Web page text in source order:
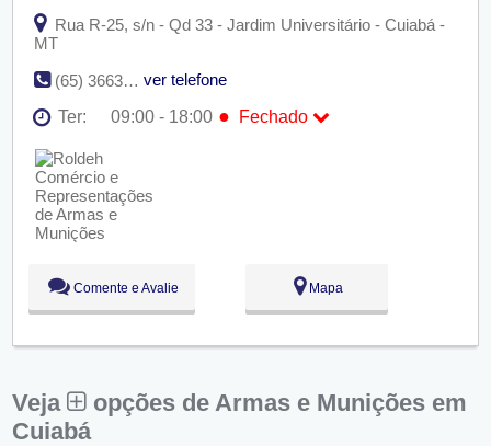
Rua R-25, s/n - Qd 33 - Jardim Universitário - Cuiabá -
MT
(65) 3663-1257
ver telefone
Ter:
09:00 - 18:00 ● Fechado
Seg:
Ter:
Qua:
09:00 - 18:00
Qui:
09:00 - 18:00
Sex:
Sáb:
Comente e Avalie Mapa
Veja
opções de Armas e Munições em
Cuiabá